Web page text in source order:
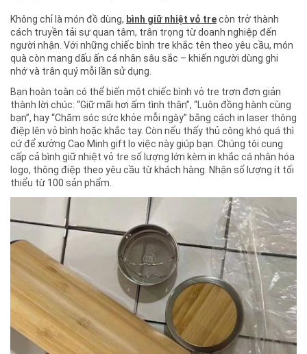
Không chỉ là món đồ dùng, bình giữ nhiệt vỏ trecòn trở thành
cách truyền tải sự quan tâm, trân trọng từ doanh nghiệp đến
người nhận. Với những chiếc bình tre khắc tên theo yêu cầu, món
quà còn mang dấu ấn cá nhân sâu sắc – khiến người dùng ghi
nhớ và trân quý mỗi lần sử dụng.
Bạn hoàn toàn có thể biến một chiếc bình vỏ tre trơn đơn giản
thành lời chúc: “Giữ mãi hơi ấm tình thân”, “Luôn đồng hành cùng
bạn”, hay “Chăm sóc sức khỏe mỗi ngày” bằng cách in laser thông
điệp lên vỏ bình hoặc khắc tay. Còn nếu thấy thủ công khó quá thì
cứ để xưởng Cao Minh gift lo việc này giúp bạn. Chúng tôi cung
cấp cả bình giữ nhiệt vỏ tre số lượng lớn kèm in khắc cá nhân hóa
logo, thông điệp theo yêu cầu từ khách hàng. Nhận số lượng ít tối
thiểu từ 100 sản phẩm.